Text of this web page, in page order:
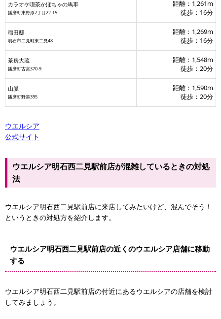
カラオケ喫茶かぼちゃの馬車
播磨町東野添2丁目22-15
距離：1,261m
徒歩：16分
稲田邸
明石市二見町東二見48
距離：1,269m
徒歩：16分
茶房大蔵
播磨町古宮370-9
距離：1,548m
徒歩：20分
山脈
播磨町野添395
距離：1,590m
徒歩：20分
ウエルシア
公式サイト
ウエルシア明石西二見駅前店が混雑しているときの対処
法
ウエルシア明石西二見駅前店に来店してみたいけど、混んでそう！
というときの対処方を紹介します。
ウエルシア明石西二見駅前店の近くのウエルシア店舗に移動
する
ウエルシア明石西二見駅前店の付近にあるウエルシアの店舗を検討
してみましょう。